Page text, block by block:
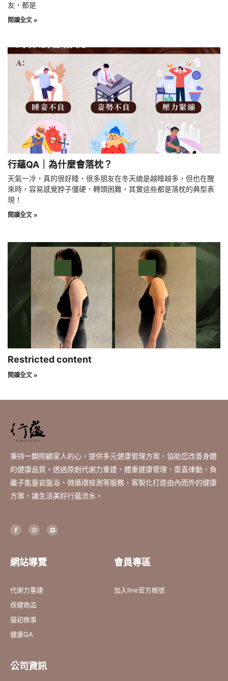
友，都是
閱讀全文 »
行蘊QA｜為什麼會落枕？
天氣一冷，真的很好睡，很多朋友在冬天總是越睡越多，但也在醒
來時，容易感覺脖子僵硬、轉頭困難，其實這些都是落枕的典型表
現！
閱讀全文 »
Restricted content
閱讀全文 »
秉持一顆照顧家人的心，提供多元健康管理方案，協助您改善身體
的健康品質。透過原創代謝力重建、體重健康管理、垂直律動、負
離子能量岩盤浴、微循環檢測等服務，客製化打造由內而外的健康
方案，讓生活美好行蘊流水。
F
a
c
k
-
I
n
s
a
m
L
i
n
網站導覽
代謝力重建
保健商品
蘊初故事
健康QA
會員專區
加入line官方帳號
公司資訊